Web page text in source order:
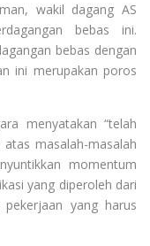
wakil dagang AS
bebas ini.
bebas dengan
ini merupakan poros
menyatakan “telah
masalah-masalah
momentum
yang diperoleh dari
yang harus